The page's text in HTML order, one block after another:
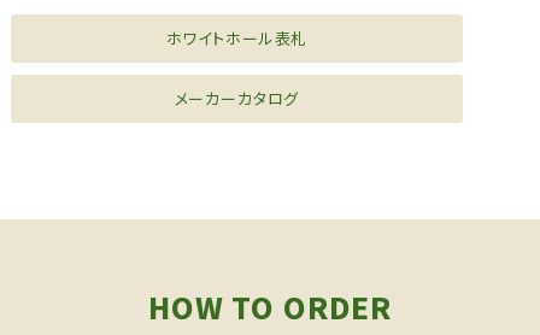
ホワイトホール表札
メーカーカタログ
HOW TO ORDER